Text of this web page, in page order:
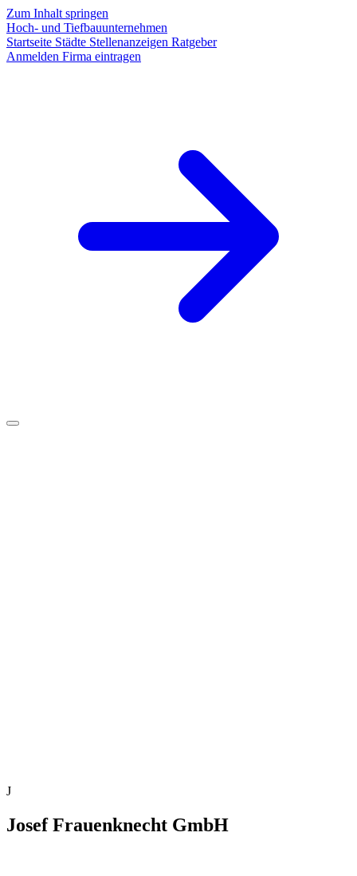
Zum Inhalt springen
Hoch- und Tiefbauunternehmen
Startseite Städte Stellenanzeigen Ratgeber
Anmelden Firma eintragen
J
Josef Frauenknecht GmbH